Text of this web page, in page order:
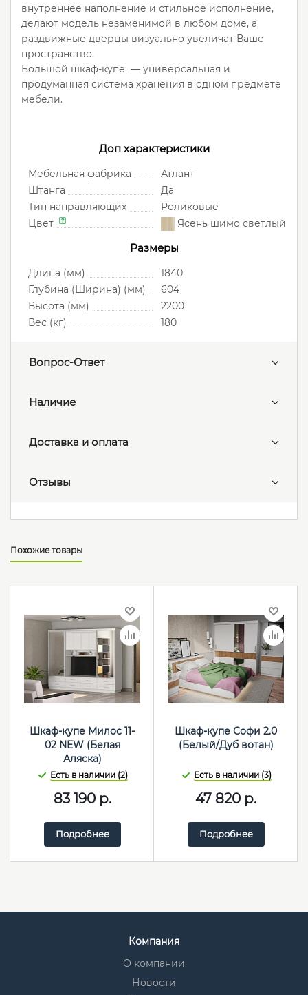
внутреннее наполнение и стильное исполнение,
делают модель незаменимой в любом доме, а
раздвижные дверцы визуально увеличат Ваше
пространство.
Большой шкаф-купе — универсальная и
продуманная система хранения в одном предмете
мебели.
Доп характеристики
Мебельная фабрика
Атлант
Штанга
Да
Тип направляющих
Роликовые
Цвет
Ясень шимо светлый
Размеры
Длина (мм)
1840
Глубина (Ширина) (мм)
604
Высота (мм)
2200
Вес (кг)
180
Вопрос-Ответ
Наличие
Доставка и оплата
Отзывы
Похожие товары
Шкаф-купе Милос 11-
02 NEW (Белая
Аляска)
Есть в наличии (2)
83 190р.
Подробнее
Шкаф-купе Софи 2.0
(Белый/Дуб вотан)
Есть в наличии (3)
47 820 р.
Подробнее
Компания
О компании
Новости